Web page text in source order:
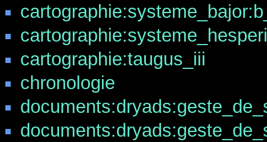
cartographie:taugus_iii
chronologie